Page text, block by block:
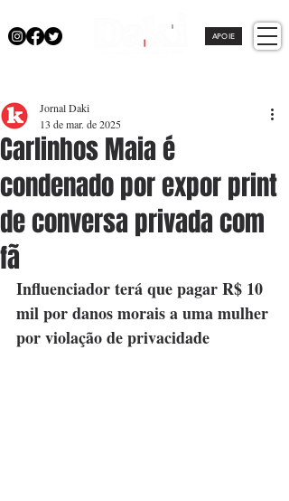
APOIE
Carlinhos Maia é
condenado por expor print
de conversa privada com
fã
Jornal Daki
13 de mar. de 2025
Influenciador terá que pagar R$ 10
mil por danos morais a uma mulher
por violação de privacidade